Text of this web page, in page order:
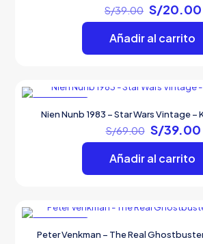
S/39.00 El
precio
original
era:
S/20.00
Añadir al carrito
Nien Nunb 1983 – Star Wars Vintage –
S/69.00 El
precio
original
era:
S/39.00El
Añadir al carrito
Peter Venkman – The Real